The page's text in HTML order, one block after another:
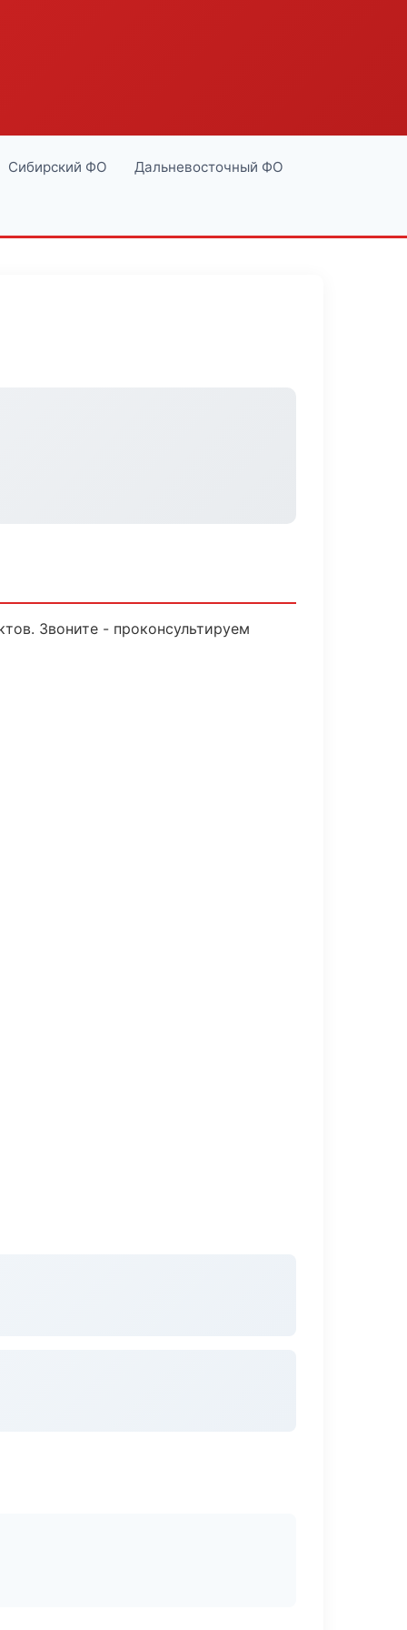
Сибирский ФО Дальневосточный ФО
Звоните - проконсультируем